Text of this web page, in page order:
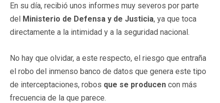
En su día, recibió unos informes muy severos por parte
del Ministerio de Defensa y de Justicia, ya que toca
directamente a la intimidad y a la seguridad nacional.
No hay que olvidar, a este respecto, el riesgo que entraña
el robo del inmenso banco de datos que genera este tipo
de interceptaciones, robos que se producen con más
frecuencia de la que parece.